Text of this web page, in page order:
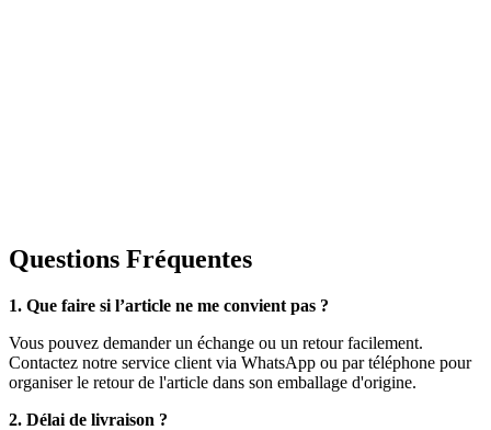
Questions Fréquentes
1. Que faire si l’article ne me convient pas ?
Vous pouvez demander un échange ou un retour facilement.
Contactez notre service client via WhatsApp ou par téléphone pour
organiser le retour de l'article dans son emballage d'origine.
2. Délai de livraison ?